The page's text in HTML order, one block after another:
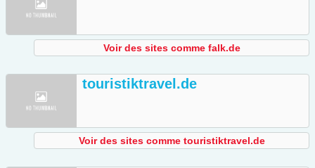
Voir des sites comme falk.de
touristiktravel.de
Voir des sites comme touristiktravel.de